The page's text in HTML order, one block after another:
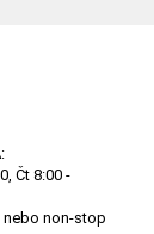
Čt 8:00 -
non-stop